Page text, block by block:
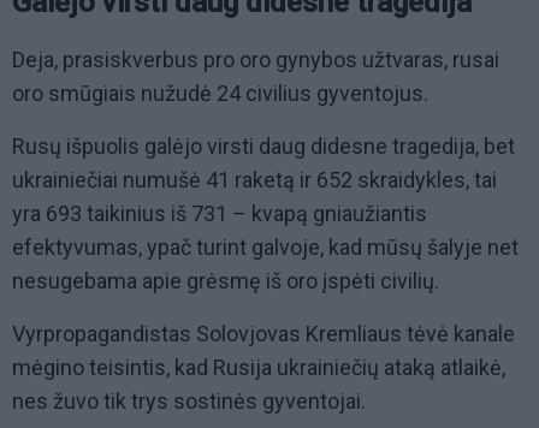
Deja, prasiskverbus pro oro gynybos užtvaras, rusai
oro smūgiais nužudė 24 civilius gyventojus.
Rusų išpuolis galėjo virsti daug didesne tragedija, bet
ukrainiečiai numušė 41 raketą ir 652 skraidykles, tai
yra 693 taikinius iš 731 – kvapą gniaužiantis
efektyvumas, ypač turint galvoje, kad mūsų šalyje net
nesugebama apie grėsmę iš oro įspėti civilių.
Vyrpropagandistas Solovjovas Kremliaus tėvė kanale
mėgino teisintis, kad Rusija ukrainiečių ataką atlaikė,
nes žuvo tik trys sostinės gyventojai.